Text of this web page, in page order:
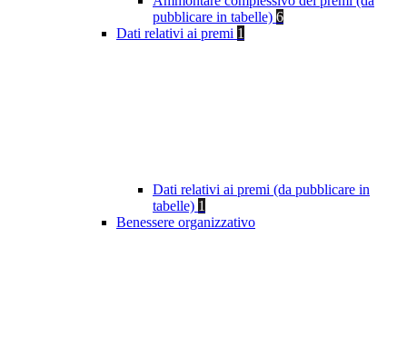
pubblicare in tabelle) 6
Dati relativi ai premi 1
Dati relativi ai premi (da pubblicare in
tabelle) 1
Benessere organizzativo